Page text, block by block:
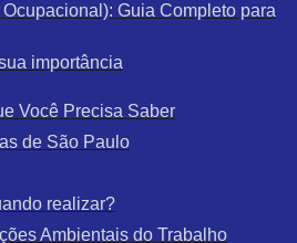
Guia Completo para
importância
Você Precisa Saber
de São Paulo
realizar?
Ambientais do Trabalho